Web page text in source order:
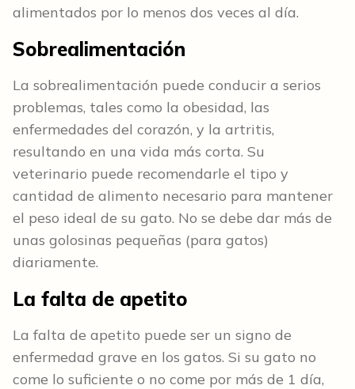
alimentados por lo menos dos veces al día.
Sobrealimentación
La sobrealimentación puede conducir a serios
problemas, tales como la obesidad, las
enfermedades del corazón, y la artritis,
resultando en una vida más corta. Su
veterinario puede recomendarle el tipo y
cantidad de alimento necesario para mantener
el peso ideal de su gato. No se debe dar más de
unas golosinas pequeñas (para gatos)
diariamente.
La falta de apetito
La falta de apetito puede ser un signo de
enfermedad grave en los gatos. Si su gato no
come lo suficiente o no come por más de 1 día,